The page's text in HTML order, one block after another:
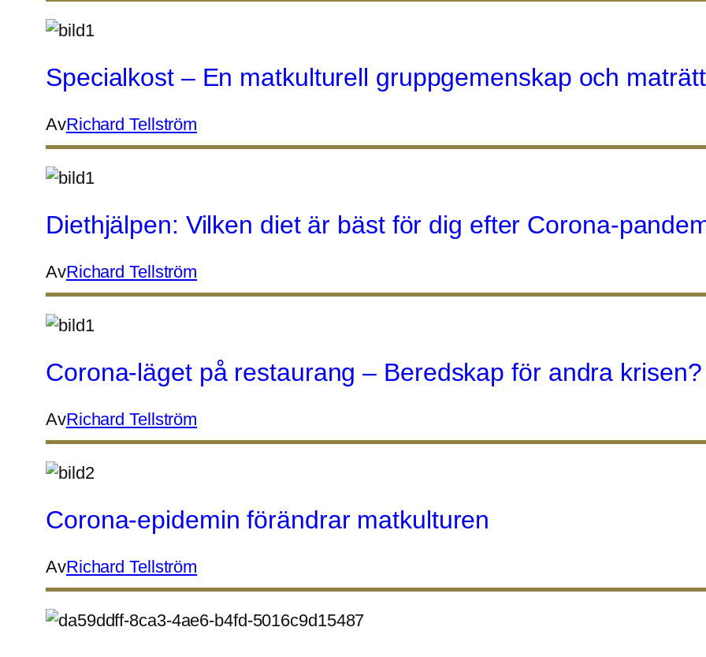
Specialkost – En matkulturell gruppgemenskap och
AvRichard Tellström
Diethjälpen: Vilken diet är bäst för dig efter Corona-
AvRichard Tellström
Corona-läget på restaurang – Beredskap för andra krisen?
AvRichard Tellström
Corona-epidemin förändrar matkulturen
AvRichard Tellström